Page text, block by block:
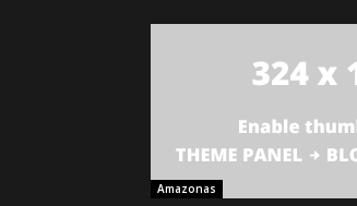
Amazonas